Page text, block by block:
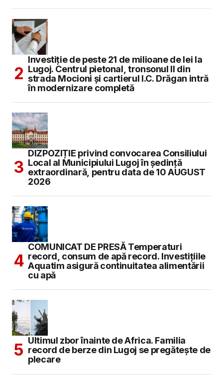
Investiție de peste 21 de milioane de lei la
Lugoj. Centrul pietonal, tronsonul II din
strada Mocioni și cartierul I.C. Drăgan intră
în modernizare completă
DIZPOZIȚIE privind convocarea Consiliului
Local al Municipiului Lugoj în şedinţă
extraordinară, pentru data de 10 AUGUST
2026
COMUNICAT DE PRESĂ Temperaturi
record, consum de apă record. Investițiile
Aquatim asigură continuitatea alimentării
cu apă
Ultimul zbor înainte de Africa. Familia
record de berze din Lugoj se pregătește de
plecare